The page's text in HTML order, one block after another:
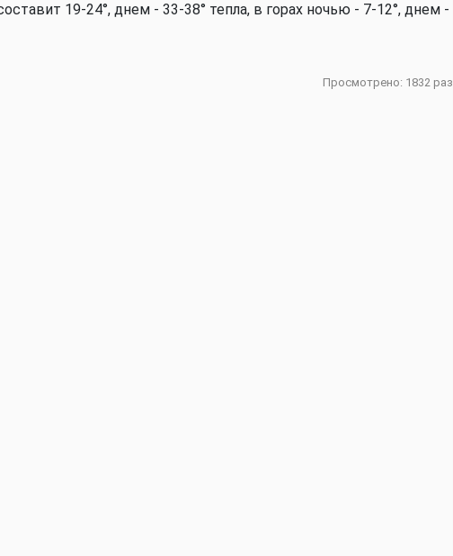
19-24°, днем - 33-38° тепла, в горах ночью - 7-12°, днем -
Просмотрено: 1832 раз